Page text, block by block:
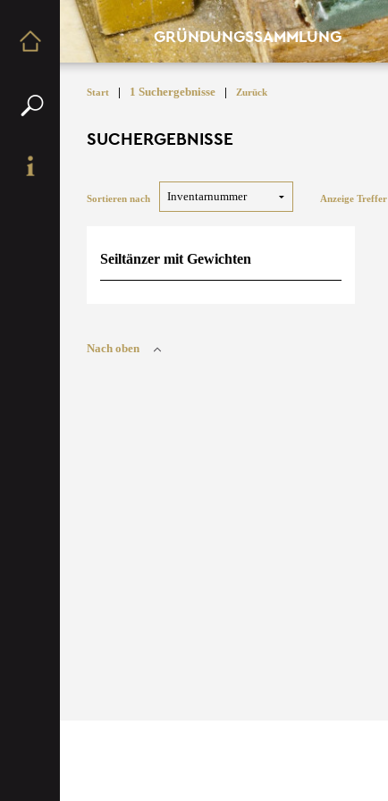
GRÜNDUNGSSAMMLUNG
Start | 1 Suchergebnisse | Zurück
SUCHERGEBNISSE
Sortieren nach Anzeige Treffer
Seiltänzer mit Gewichten
Nach oben